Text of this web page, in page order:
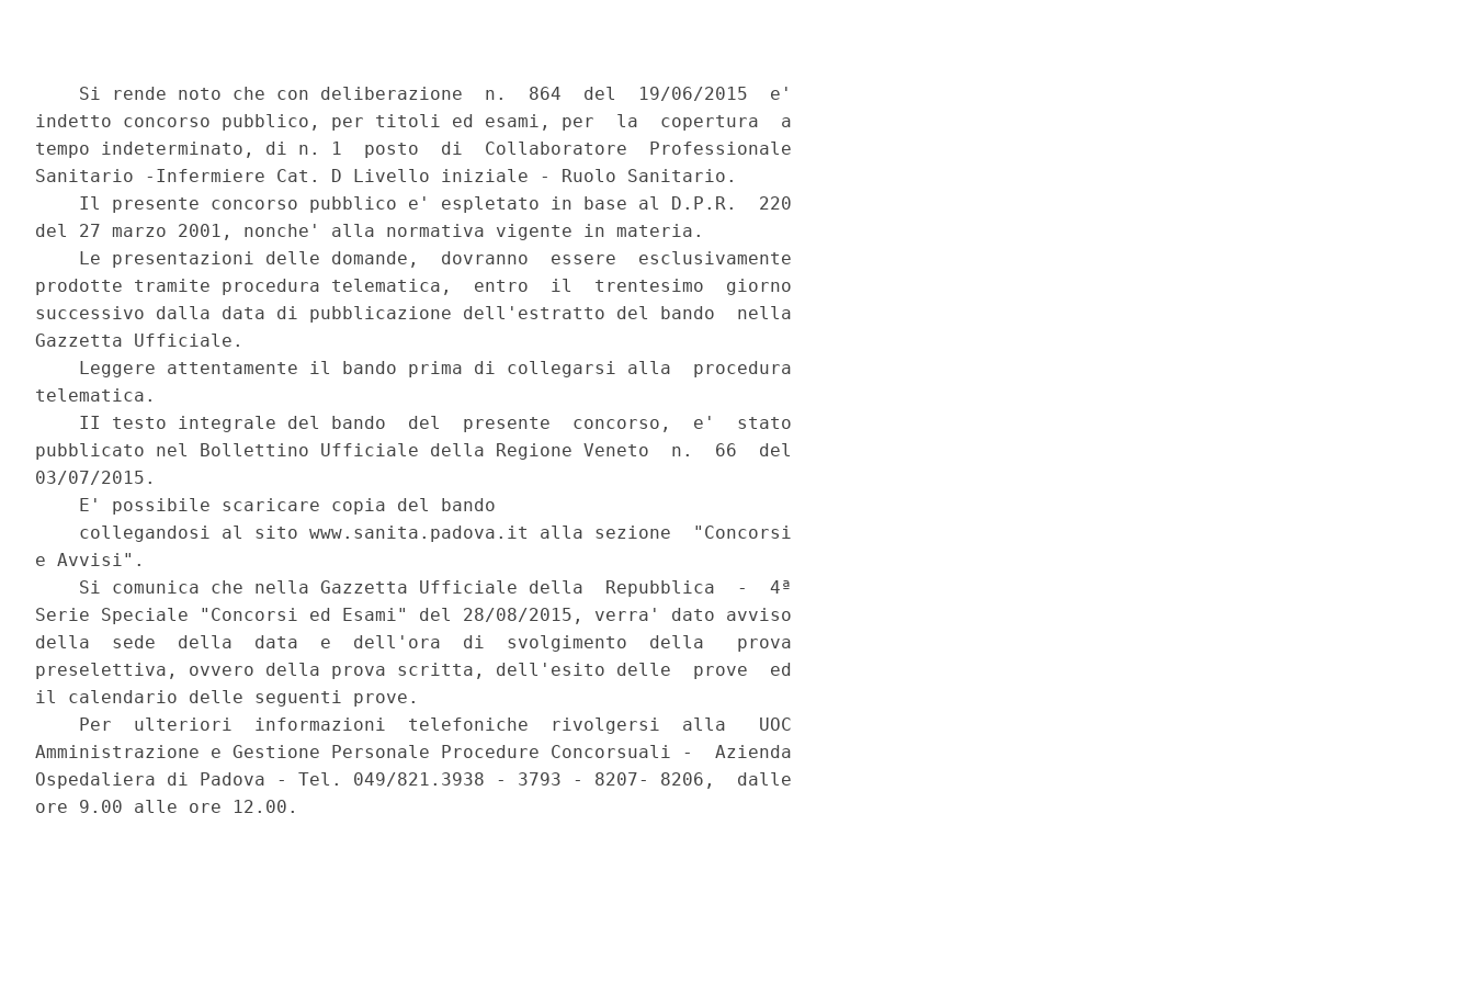
    Si rende noto che con deliberazione  n.  864  del  19/06/2015  e'
indetto concorso pubblico, per titoli ed esami, per  la  copertura  a
tempo indeterminato, di n. 1  posto  di  Collaboratore  Professionale
Sanitario -Infermiere Cat. D Livello iniziale - Ruolo Sanitario.
    Il presente concorso pubblico e' espletato in base al D.P.R.  220
del 27 marzo 2001, nonche' alla normativa vigente in materia.
    Le presentazioni delle domande,  dovranno  essere  esclusivamente
prodotte tramite procedura telematica,  entro  il  trentesimo  giorno
successivo dalla data di pubblicazione dell'estratto del bando  nella
Gazzetta Ufficiale.
    Leggere attentamente il bando prima di collegarsi alla  procedura
telematica.
    II testo integrale del bando  del  presente  concorso,  e'  stato
pubblicato nel Bollettino Ufficiale della Regione Veneto  n.  66  del
03/07/2015.
    E' possibile scaricare copia del bando
    collegandosi al sito www.sanita.padova.it alla sezione  "Concorsi
e Avvisi".
    Si comunica che nella Gazzetta Ufficiale della  Repubblica  -  4ª
Serie Speciale "Concorsi ed Esami" del 28/08/2015, verra' dato avviso
della  sede  della  data  e  dell'ora  di  svolgimento  della   prova
preselettiva, ovvero della prova scritta, dell'esito delle  prove  ed
il calendario delle seguenti prove.
    Per  ulteriori  informazioni  telefoniche  rivolgersi  alla   UOC
Amministrazione e Gestione Personale Procedure Concorsuali -  Azienda
Ospedaliera di Padova - Tel. 049/821.3938 - 3793 - 8207- 8206,  dalle
ore 9.00 alle ore 12.00.